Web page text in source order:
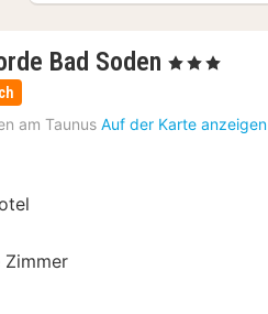
Bad Soden 1
ab
102,47
, 3 Sterne
am Taunus Auf der Karte anzeigen